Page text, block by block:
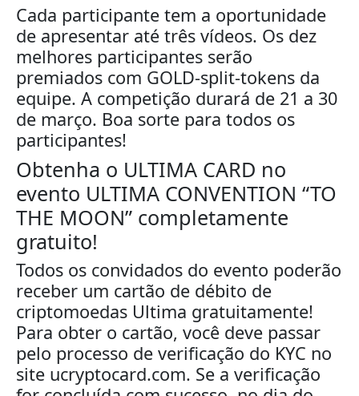
Cada participante tem a oportunidade
de apresentar até três vídeos. Os dez
melhores participantes serão
premiados com GOLD-split-tokens da
equipe. A competição durará de 21 a 30
de março. Boa sorte para todos os
participantes!
Obtenha o ULTIMA CARD no
evento ULTIMA CONVENTION “TO
THE MOON” completamente
gratuito!
Todos os convidados do evento poderão
receber um cartão de débito de
criptomoedas Ultima gratuitamente!
Para obter o cartão, você deve passar
pelo processo de verificação do KYC no
site ucryptocard.com. Se a verificação